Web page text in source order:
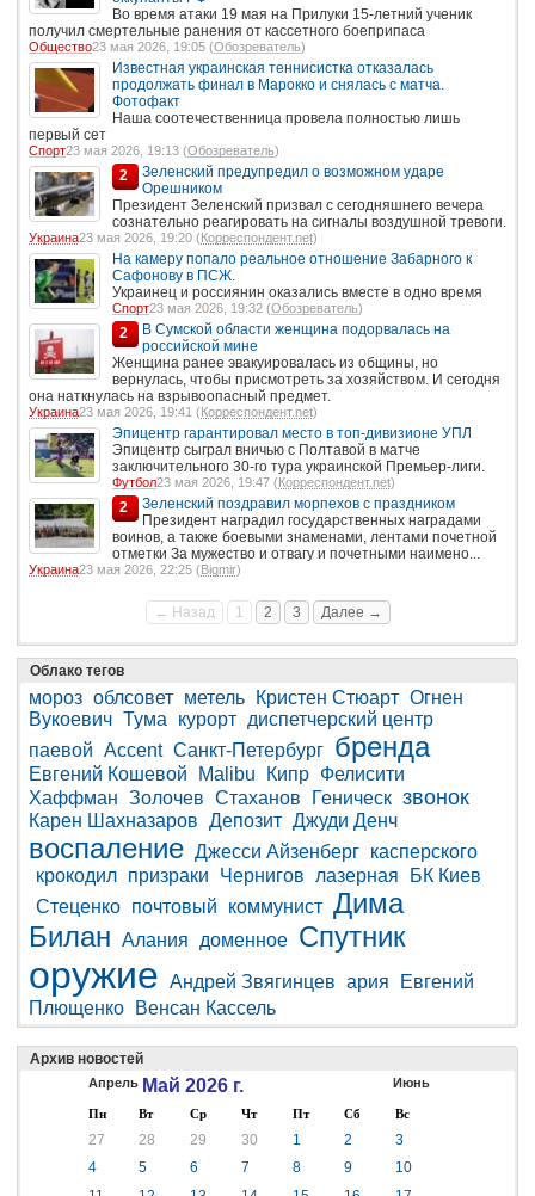
Во время атаки 19 мая на Прилуки 15-летний ученик
получил смертельные ранения от кассетного боеприпаса
Общество23 мая 2026, 19:05 (Обозреватель)
Известная украинская теннисистка отказалась
продолжать финал в Марокко и снялась с матча.
Фотофакт
Наша соотечественница провела полностью лишь
первый сет
Спорт23 мая 2026, 19:13 (Обозреватель)
2
Зеленский предупредил о возможном ударе
Орешником
Президент Зеленский призвал с сегодняшнего вечера
сознательно реагировать на сигналы воздушной тревоги.
Украина23 мая 2026, 19:20 (Корреспондент.net)
На камеру попало реальное отношение Забарного к
Сафонову в ПСЖ.
Украинец и россиянин оказались вместе в одно время
Спорт23 мая 2026, 19:32 (Обозреватель)
2
В Сумской области женщина подорвалась на
российской мине
Женщина ранее эвакуировалась из общины, но
вернулась, чтобы присмотреть за хозяйством. И сегодня
она наткнулась на взрывоопасный предмет.
Украина23 мая 2026, 19:41 (Корреспондент.net)
Эпицентр гарантировал место в топ-дивизионе УПЛ
Эпицентр сыграл вничью с Полтавой в матче
заключительного 30-го тура украинской Премьер-лиги.
Футбол23 мая 2026, 19:47 (Корреспондент.net)
2
Зеленский поздравил морпехов с праздником
Президент наградил государственных наградами
воинов, а также боевыми знаменами, лентами почетной
отметки За мужество и отвагу и почетными наимено...
Украина23 мая 2026, 22:25 (Bigmir)
← Назад 1 2 3 Далее →
Облако тегов
мороз облсовет метель Кристен Стюарт Огнен
Вукоевич Тума курорт диспетчерский центр
паевой Accent Санкт-Петербург бренда
Евгений Кошевой Malibu Кипр Фелисити
Хаффман Золочев Стаханов Геническ звонок
Карен Шахназаров Депозит Джуди Денч
воспаление Джесси Айзенберг касперского
крокодил призраки Чернигов лазерная
БК Киев
Стеценко почтовый коммунист Дима
Билан Алания доменное Спутник
оружие Андрей Звягинцев ария
Евгений
Плющенко
Венсан Кассель
Архив новостей
Апрель Май 2026 г. Июнь
Пн Вт Ср Чт Пт Сб Вс
27 28 29 30 1 2
3
4
5 6 7 8 9
10